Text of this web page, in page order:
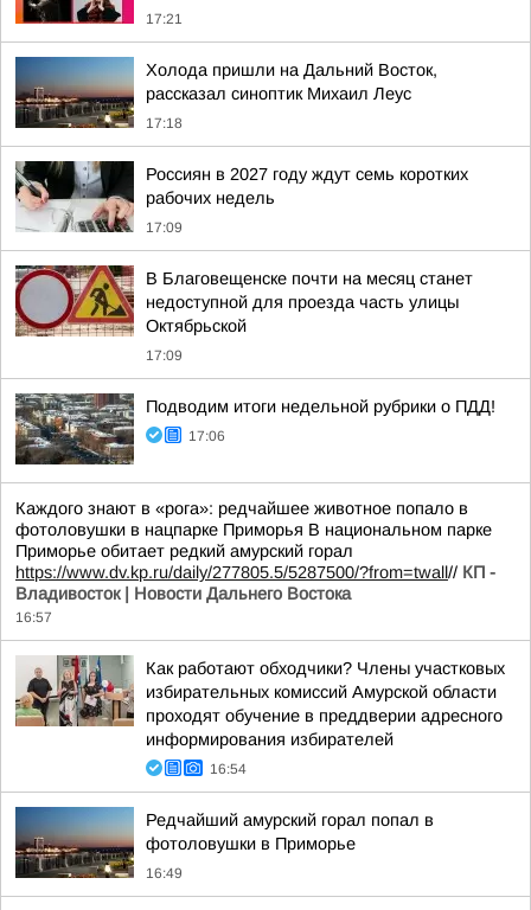
17:21
Холода пришли на Дальний Восток,
рассказал синоптик Михаил Леус
17:18
Россиян в 2027 году ждут семь коротких
рабочих недель
17:09
В Благовещенске почти на месяц станет
недоступной для проезда часть улицы
Октябрьской
17:09
Подводим итоги недельной рубрики о ПДД!
17:06
Каждого знают в «рога»: редчайшее животное попало в
фотоловушки в нацпарке Приморья В национальном парке
Приморье обитает редкий амурский горал
https://www.dv.kp.ru/daily/277805.5/5287500/?from=twall// КП -
Владивосток | Новости Дальнего Востока
16:57
Как работают обходчики? Члены участковых
избирательных комиссий Амурской области
проходят обучение в преддверии адресного
информирования избирателей
16:54
Редчайший амурский горал попал в
фотоловушки в Приморье
16:49